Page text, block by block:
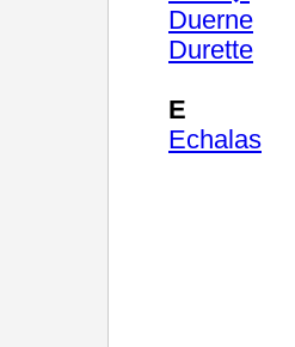
Duerne
Durette
E
Echalas